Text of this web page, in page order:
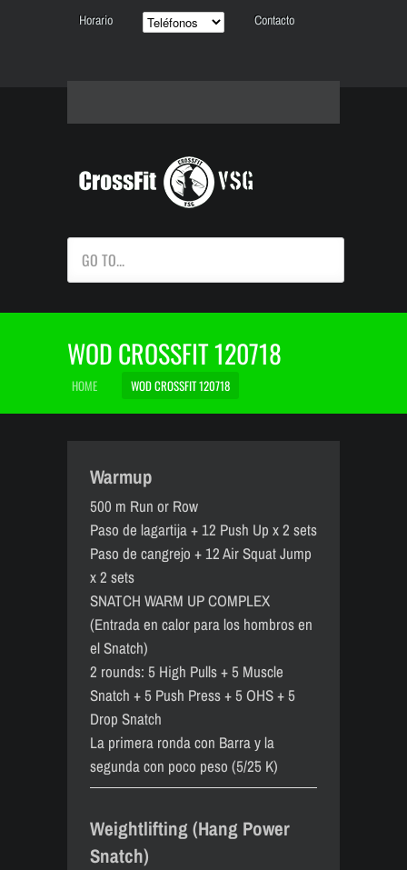
Horario Contacto
GO TO...
WOD CROSSFIT 120718
HOME WOD CROSSFIT 120718
Warmup
500 m Run or Row
Paso de lagartija + 12 Push Up x 2 sets
Paso de cangrejo + 12 Air Squat Jump
x 2 sets
SNATCH WARM UP COMPLEX
(Entrada en calor para los hombros en
el Snatch)
2 rounds: 5 High Pulls + 5 Muscle
Snatch + 5 Push Press + 5 OHS + 5
Drop Snatch
La primera ronda con Barra y la
segunda con poco peso (5/2´5 K)
Weightlifting (Hang Power
Snatch)